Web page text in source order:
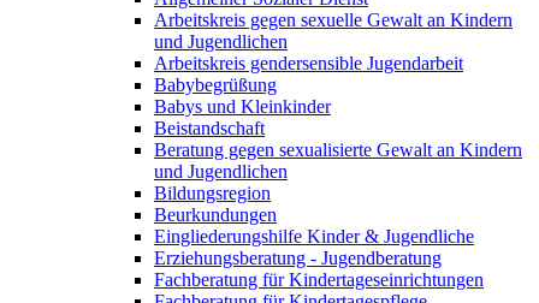
Arbeitskreis gegen sexuelle Gewalt an Kindern
und Jugendlichen
Arbeitskreis gendersensible Jugendarbeit
Babybegrüßung
Babys und Kleinkinder
Beistandschaft
Beratung gegen sexualisierte Gewalt an Kindern
und Jugendlichen
Bildungsregion
Beurkundungen
Eingliederungshilfe Kinder & Jugendliche
Erziehungsberatung - Jugendberatung
Fachberatung für Kindertageseinrichtungen